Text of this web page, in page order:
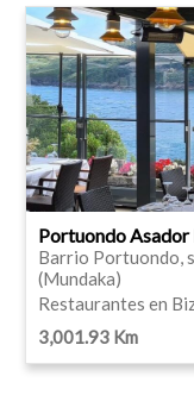
Portuondo Asador
Barrio Portuondo,
(Mundaka)
Restaurantes en
3,001.93 Km